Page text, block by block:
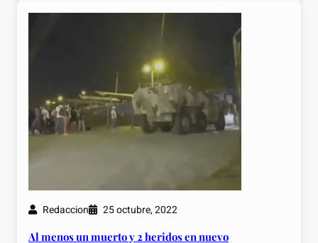
Redaccion 25 octubre, 2022
Al menos un muerto y 2 heridos en nuevo